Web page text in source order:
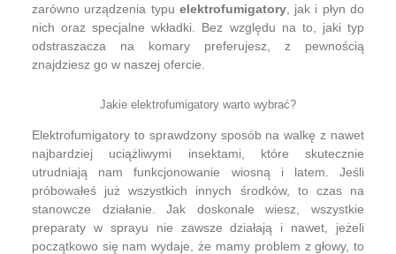
zarówno urządzenia typu elektrofumigatory, jak i płyn do
nich oraz specjalne wkładki. Bez względu na to, jaki typ
odstraszacza na komary preferujesz, z pewnością
znajdziesz go w naszej ofercie.
Jakie elektrofumigatory warto wybrać?
Elektrofumigatory to sprawdzony sposób na walkę z nawet
najbardziej uciążliwymi insektami, które skutecznie
utrudniają nam funkcjonowanie wiosną i latem. Jeśli
próbowałeś już wszystkich innych środków, to czas na
stanowcze działanie. Jak doskonale wiesz, wszystkie
preparaty w sprayu nie zawsze działają i nawet, jeżeli
początkowo się nam wydaje, że mamy problem z głowy, to